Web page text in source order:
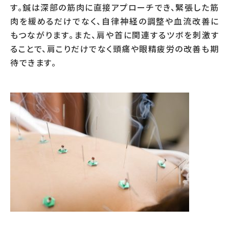
す。鍼は深部の筋肉に直接アプローチでき、緊張した筋
肉を緩めるだけでなく、自律神経の調整や血流改善に
もつながります。また、肩や首に関連するツボを刺激す
ることで、肩こりだけでなく頭痛や眼精疲労の改善も期
待できます。